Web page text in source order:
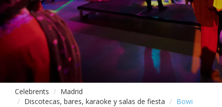
Celebrents
Madrid
Discotecas, bares, karaoke y salas de fiesta
Bowi